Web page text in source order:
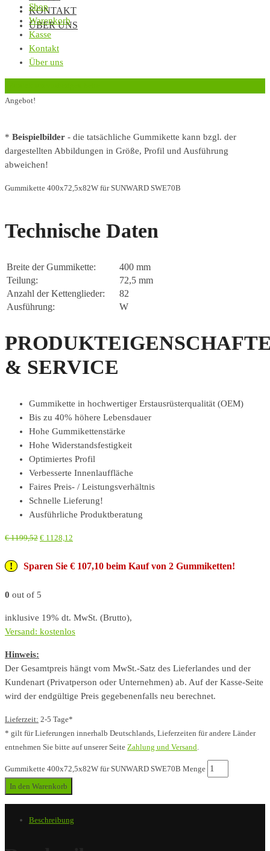
KONTAKT
ÜBER UNS
Shop
Warenkorb
Kasse
Kontakt
Über uns
Angebot!
* Beispielbilder - die tatsächliche Gummikette kann bzgl. der
dargestellten Abbildungen in Größe, Profil und Ausführung
abweichen!
Gummikette 400x72,5x82W für SUNWARD SWE70B
Technische Daten
Breite der Gummikette:
400 mm
Teilung:
72,5 mm
Anzahl der Kettenglieder:
82
Ausführung:
W
& SERVICE
Gummikette in hochwertiger Erstausrüsterqualität (OEM)
Bis zu 40% höhere Lebensdauer
Hohe Gummikettenstärke
Hohe Widerstandsfestigkeit
Optimiertes Profil
Verbesserte Innenlauffläche
Faires Preis- / Leistungsverhältnis
Schnelle Lieferung!
Ausführliche Produktberatung
€1199,52 € 1128,12
Sparen Sie € 107,10 beim Kauf von 2 Gummiketten!
0 out of 5
inklusive 19% dt. MwSt. (Brutto),
Versand: kostenlos
Hinweis:
Der Gesamtpreis hängt vom MwSt.-Satz des Lieferlandes und der
Kundenart (Privatperson oder Unternehmen) ab. Auf der Kasse-Seite
wird der endgültige Preis gegebenenfalls neu berechnet.
Lieferzeit: 2-5 Tage*
* gilt für Lieferungen innerhalb Deutschlands, Lieferzeiten für andere Länder
entnehmen Sie bitte auf unserer Seite Zahlung und Versand
Gummikette 400x72,5x82W für SUNWARD SWE70B Menge
In den Warenkorb
Beschreibung